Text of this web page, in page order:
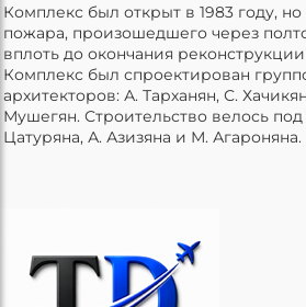
Комплекс был открыт в 1983 году, но
пожара, произошедшего через
вплоть до окончания
Комплекс был спроектирован
архитекторов: А. Тарханян, С.
Мушегян. Строительство велось
Цатуряна, А. Азизяна и М. Агароняна.